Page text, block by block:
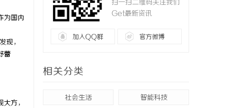
为国内
现，
蕾
方，
扫一扫二维码关注我们
Get最新资讯
加入QQ群 官方微博
相关分类
社会生活 智能科技